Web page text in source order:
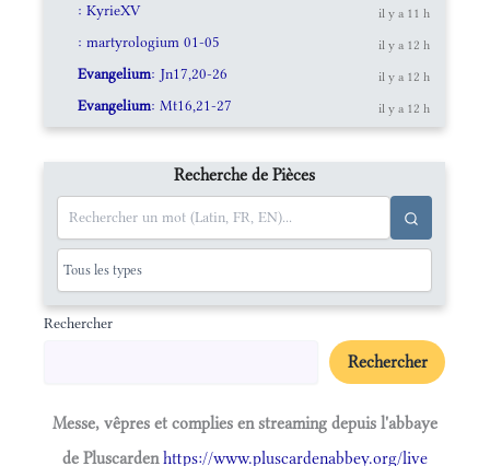
: KyrieXV il y a 11 h
: martyrologium 01-05 il y a 12 h
Evangelium: Jn17,20-26 il y a 12 h
Evangelium: Mt16,21-27 il y a 12 h
Recherche de Pièces
Rechercher
Rechercher
Messe, vêpres et complies en streaming depuis l'abbaye
de Pluscardenhttps://www.pluscardenabbey.org/live